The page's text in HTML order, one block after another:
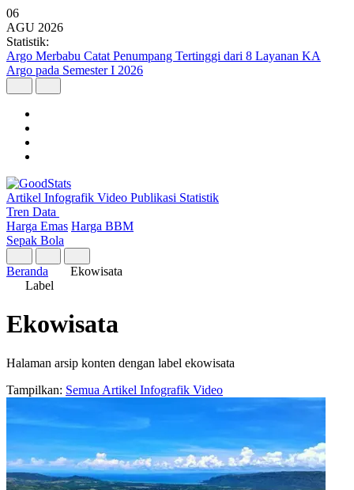
06
AGU 2026
Statistik:
Argo Merbabu Catat Penumpang Tertinggi dari 8 Layanan KA
Argo pada Semester I 2026
Artikel Infografik Video Publikasi Statistik
Tren Data
Harga Emas Harga BBM
Sepak Bola
Beranda
Ekowisata
Label
Ekowisata
Halaman arsip konten dengan label ekowisata
Tampilkan: Semua Artikel Infografik Video